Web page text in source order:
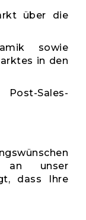
über die
sowie
in den
Sales-
unser
dass Ihre